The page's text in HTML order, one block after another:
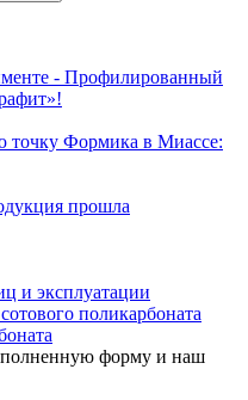
- Профилированный
точку Формика в Миассе:
прошла
и эксплуатации
поликарбоната
форму и наш